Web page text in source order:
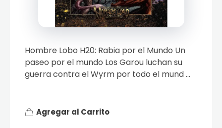
Hombre Lobo H20: Rabia por el Mundo Un
paseo por el mundo Los Garou luchan su
guerra contra el Wyrm por todo el mund ...
Agregar al Carrito